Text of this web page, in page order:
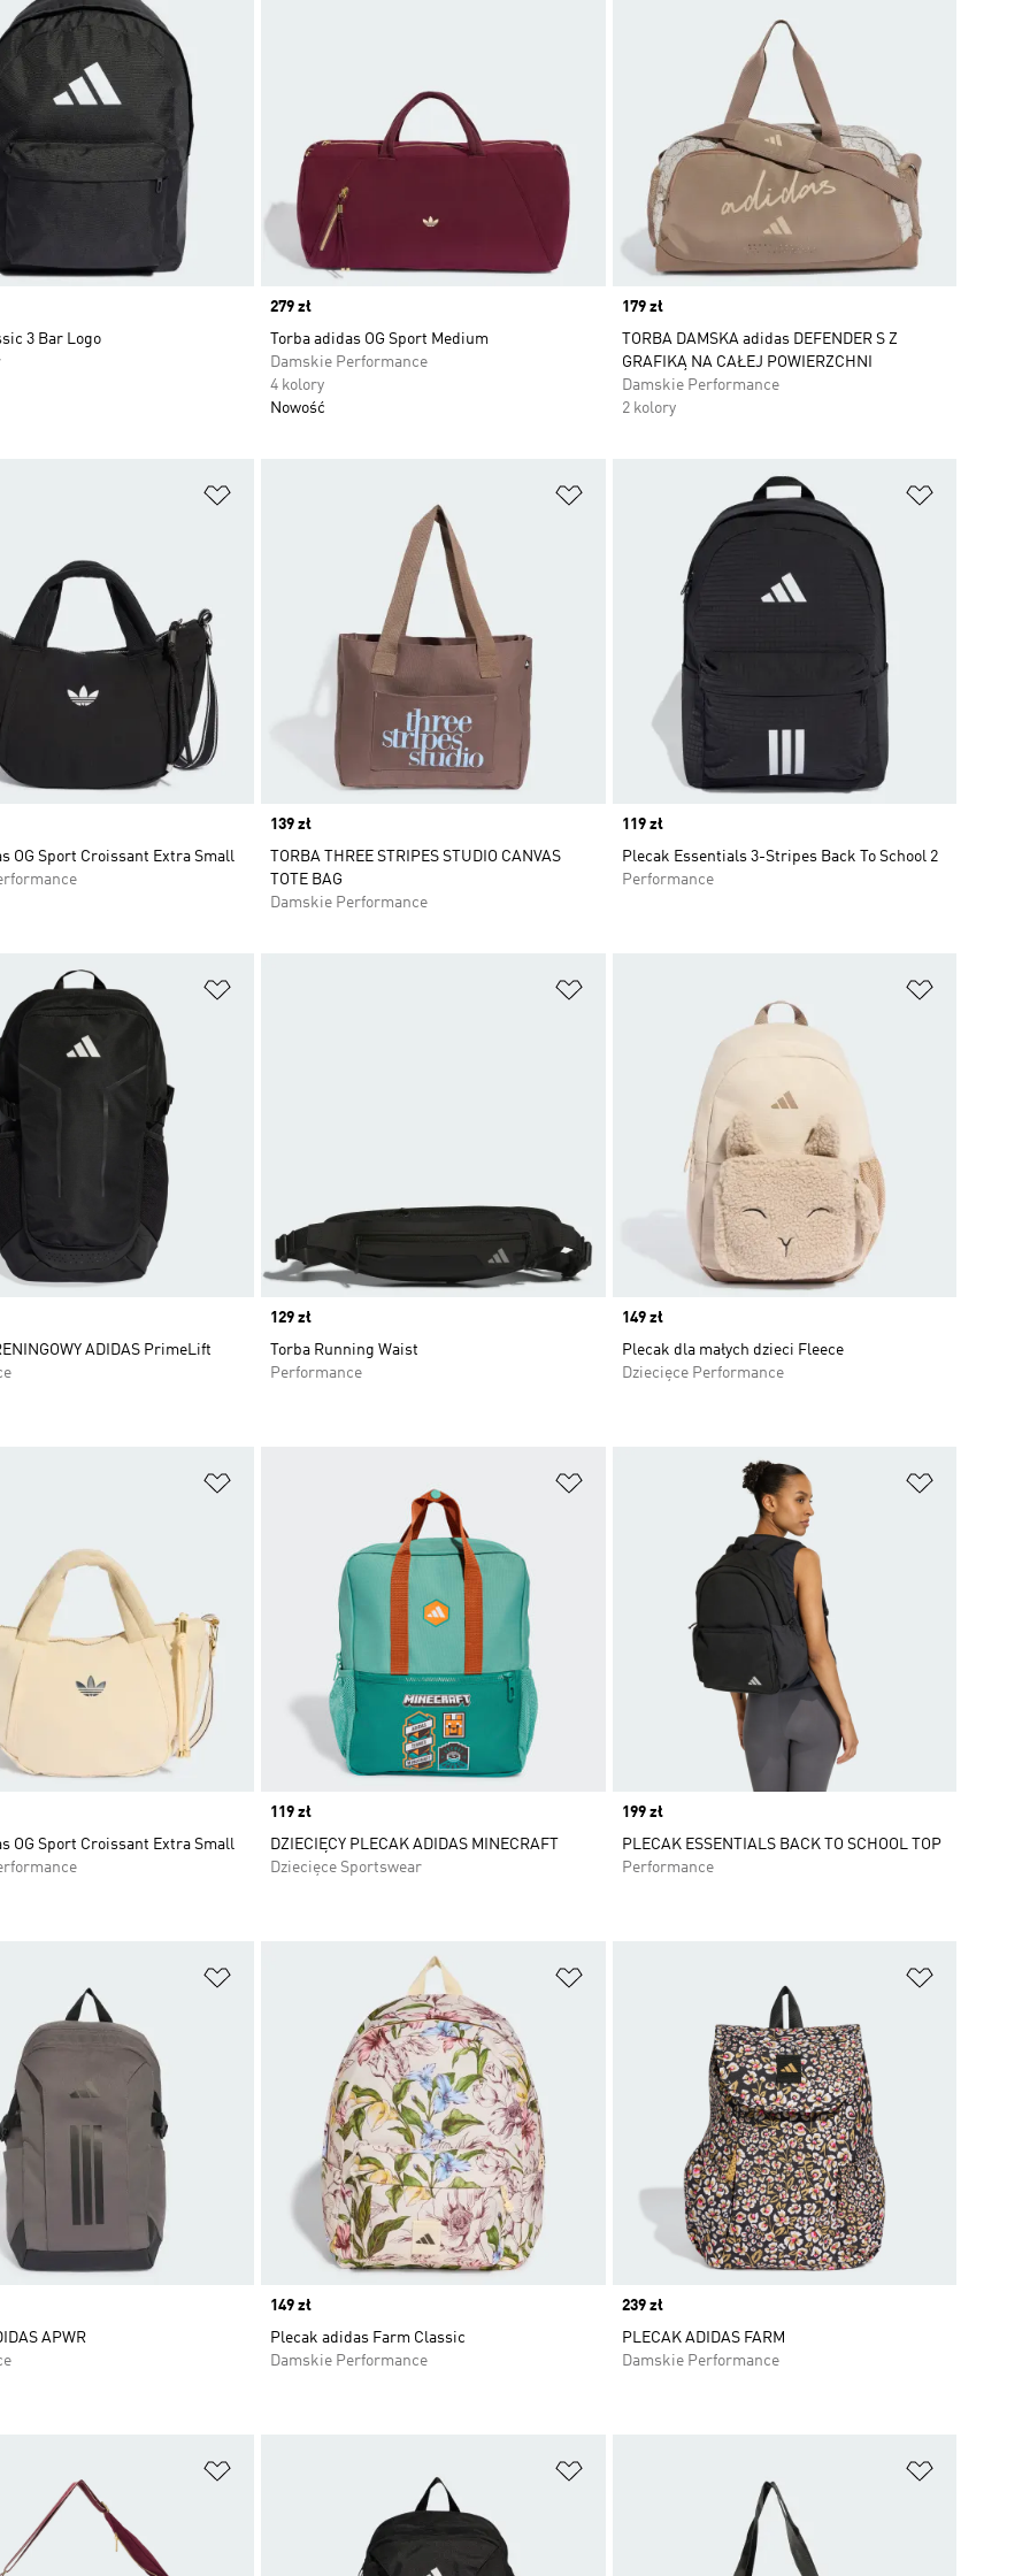
3 Bar Logo
Price
279 zł
Torba adidas OG Sport Medium
Damskie Performance
4 kolory
Nowość
Price
179 zł
TORBA DAMSKA adidas DEFENDER S Z
GRAFIKĄ NA CAŁEJ POWIERZCHNI
Damskie Performance
2 kolory
OG Sport Croissant Extra Small
Price
139 zł
TORBA THREE STRIPES STUDIO CANVAS
TOTE BAG
Damskie Performance
Price
119 zł
Plecak Essentials 3-Stripes Back To School 2
Performance
ADIDAS PrimeLift
Price
129 zł
Torba Running Waist
Performance
Price
149 zł
Plecak dla małych dzieci Fleece
Dziecięce Performance
OG Sport Croissant Extra Small
Dodaj do listy życzeń
Price
119 zł
DZIECIĘCY PLECAK ADIDAS MINECRAFT
Dziecięce Sportswear
Price
199 zł
PLECAK ESSENTIALS BACK TO SCHOOL TOP
Performance
APWR
Price
149 zł
Plecak adidas Farm Classic
Damskie Performance
Price
239 zł
PLECAK ADIDAS FARM
Damskie Performance